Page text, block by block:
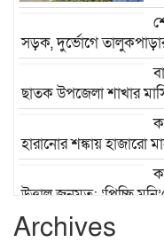
সড়ক, দুর্ভোগে
ছাতক উপজেলা শাখার
হারানোর শঙ্কায় হাজারো
উত্তাল জনমত: ‘পিচ্ছি
Archives